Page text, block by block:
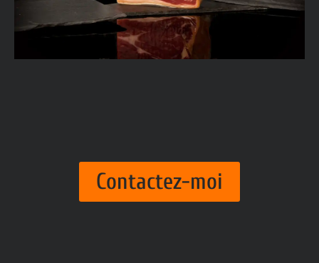
Contactez-moi